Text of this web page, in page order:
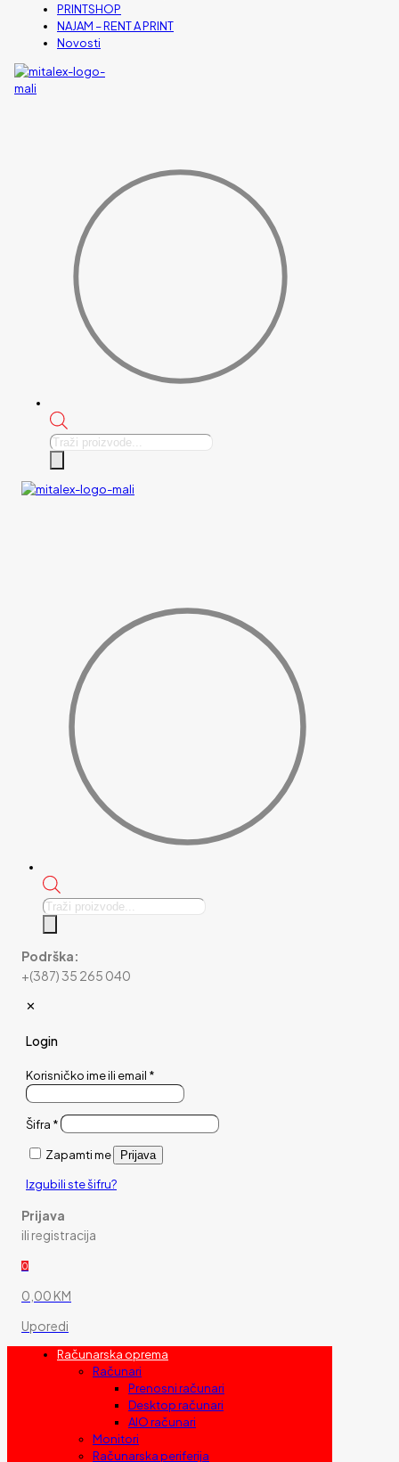
PRINTSHOP
NAJAM – RENT A PRINT
Novosti
Products
Products
Podrška:
+(387) 35 265 040
✕
Login
Korisničko ime ili email *
Šifra *
Zapamti me Prijava
Izgubili ste šifru?
Prijava
ili registracija
0
0,00 KM
Uporedi
Računarska oprema
Računari
Prenosni računari
Desktop računari
AIO računari
Monitori
Računarska periferija